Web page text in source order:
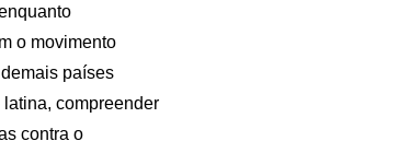
o movimento
países
compreender
contra o